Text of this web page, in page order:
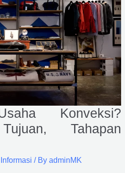
Konveksi?
Tahapan
Informasi / ByadminMK